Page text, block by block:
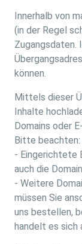
Innerhalb von
(in der Regel
Zugangsdaten.
können.
Mittels dieser
Inhalte
Domains oder
Bitte beachten:
- Eingerichtete
auch die
- Weitere
müssen Sie
uns bestellen,
handelt es sich